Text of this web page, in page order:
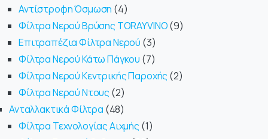
Αντίστροφη Όσμωση 4
Φίλτρα Νερού Βρύσης TORAYVINO 9
Επιτραπέζια Φίλτρα Νερού 3
Φίλτρα Νερού Κάτω Πάγκου 7
Φίλτρα Νερού Κεντρικής Παροχής 2
Φίλτρα Νερού Ντους 2
Ανταλλακτικά Φίλτρα 48
Φίλτρα Τεχνολογίας Αιχμής 1